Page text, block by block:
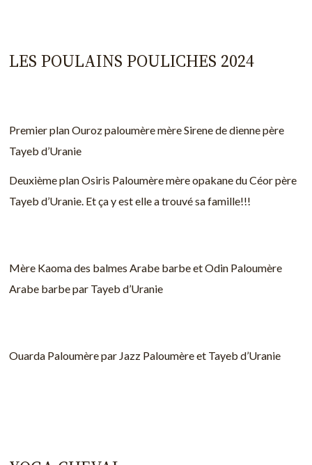
LES POULAINS POULICHES 2024
Premier plan Ouroz paloumère mère Sirene de dienne père
Tayeb d’Uranie
Deuxième plan Osiris Paloumère mère opakane du Céor père
Tayeb d’Uranie. Et ça y est elle a trouvé sa famille!!!
Mère Kaoma des balmes Arabe barbe et Odin Paloumère
Arabe barbe par Tayeb d’Uranie
Ouarda Paloumère par Jazz Paloumère et Tayeb d’Uranie